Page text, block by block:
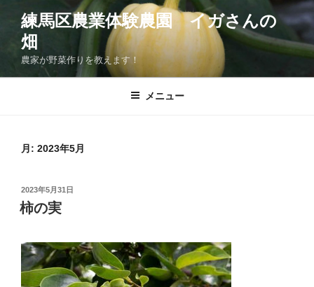
ツ
練馬区農業体験農園 イガさんの
畑
農家が野菜作りを教えます！
メニュー
月: 2023年5月
投
稿
日:
2023年5月31日
柿の実